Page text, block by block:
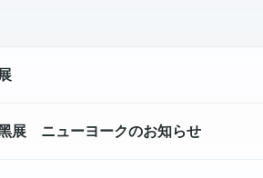
展 ニューヨークのお知らせ